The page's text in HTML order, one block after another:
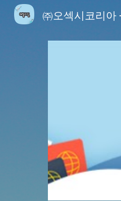
㈜오섹시코리아